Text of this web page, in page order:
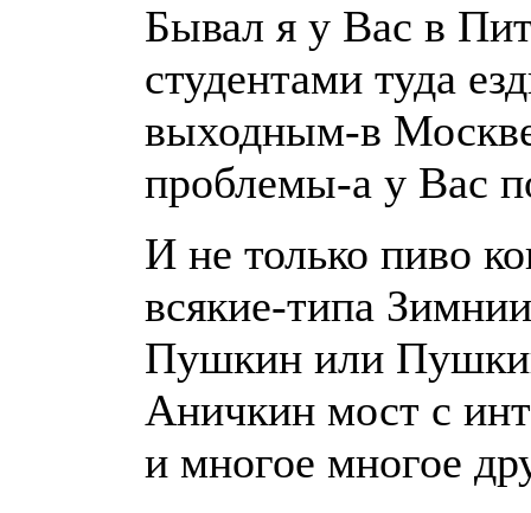
Бывал я у Вас в
студентами туда
выходным-в
проблемы-а у Вас
И не только пиво
всякие-типа
Пушкин или
Аничкин мост с
и многое многое